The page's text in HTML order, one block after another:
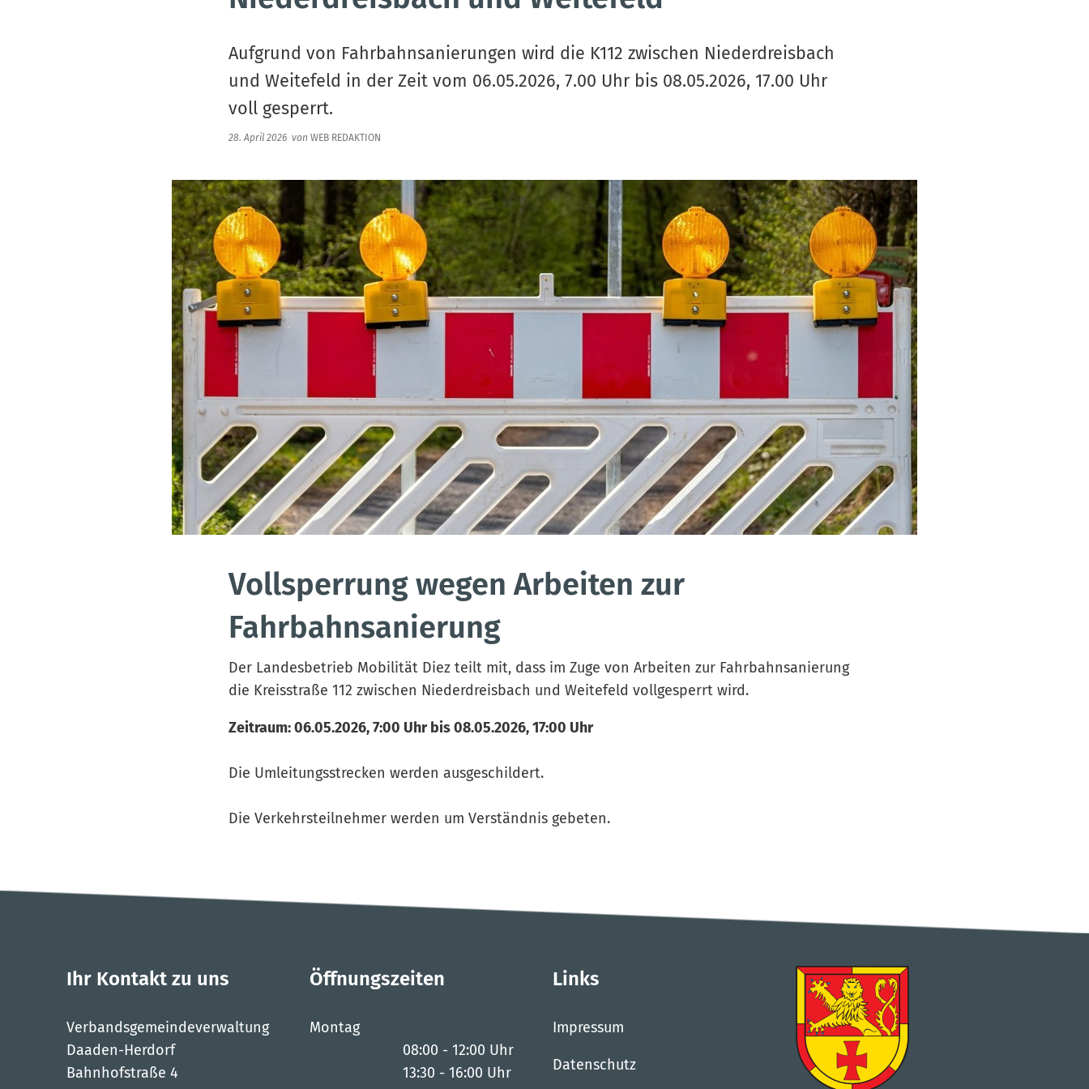
Aufgrund von Fahrbahnsanierungen wird die K112 zwischen Niederdreisbach
und Weitefeld in der Zeit vom 06.05.2026, 7.00 Uhr bis 08.05.2026, 17.00 Uhr
voll gesperrt.
28. April 2026 von WEB REDAKTION
Vollsperrung wegen Arbeiten zur
Fahrbahnsanierung
Der Landesbetrieb Mobilität Diez teilt mit, dass im Zuge von Arbeiten zur Fahrbahnsanierung
die Kreisstraße 112 zwischen Niederdreisbach und Weitefeld vollgesperrt wird.
Zeitraum: 06.05.2026, 7:00 Uhr bis 08.05.2026, 17:00 Uhr
Die Umleitungsstrecken werden ausgeschildert.
Die Verkehrsteilnehmer werden um Verständnis gebeten.
Ihr Kontakt zu uns
Verbandsgemeindeverwaltung
Daaden-Herdorf
Bahnhofstraße 4
Öffnungszeiten
Montag
08:00 - 12:00 Uhr
Von 08:00 bis 12:00 Uhr
13:30 - 16:00 Uhr
Links
Impressum
Datenschutz